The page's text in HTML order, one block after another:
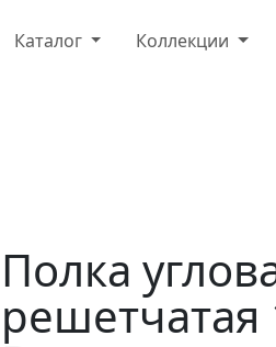
Каталог Коллекции
Полка
решетчатая